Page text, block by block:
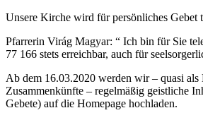
Unsere Kirche wird für persönliches Gebet
Pfarrerin Virág Magyar: “ Ich bin für Sie
77 166 stets erreichbar, auch für
Ab dem 16.03.2020 werden wir – quasi als
Zusammenkünfte – regelmäßig geistliche
Gebete) auf die Homepage hochladen.